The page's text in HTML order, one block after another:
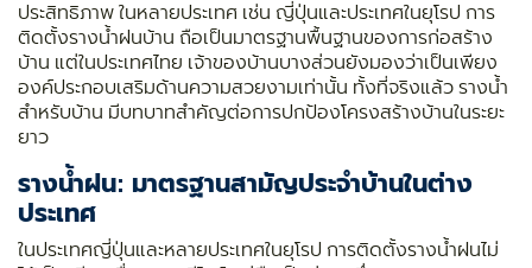
ประสิทธิภาพ ในหลายประเทศ เช่น ญี่ปุ่นและประเทศในยุโรป การ
ติดตั้งรางน้ำฝนบ้าน ถือเป็นมาตรฐานพื้นฐานของการก่อสร้าง
บ้าน แต่ในประเทศไทย เจ้าของบ้านบางส่วนยังมองว่าเป็นเพียง
องค์ประกอบเสริมด้านความสวยงามเท่านั้น ทั้งที่จริงแล้ว รางน้ำ
สำหรับบ้าน มีบทบาทสำคัญต่อการปกป้องโครงสร้างบ้านในระยะ
ยาว
รางน้ำฝน: มาตรฐานสามัญประจำบ้านในต่าง
ประเทศ
ในประเทศญี่ปุ่นและหลายประเทศในยุโรป การติดตั้งรางน้ำฝนไม่